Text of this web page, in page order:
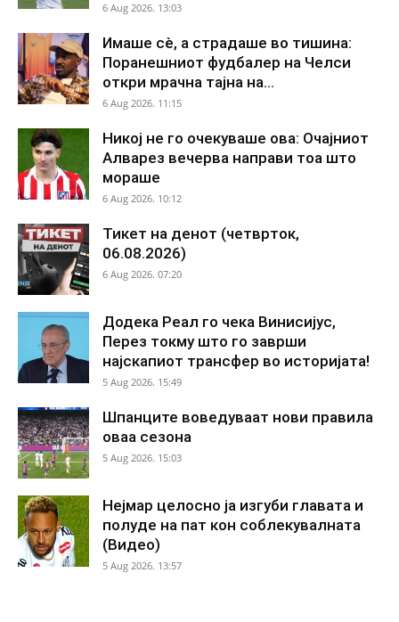
6 Aug 2026. 13:03
Имаше сè, а страдаше во тишина:
Поранешниот фудбалер на Челси
откри мрачна тајна на...
6 Aug 2026. 11:15
Никој не го очекуваше ова: Очајниот
Алварез вечерва направи тоа што
мораше
6 Aug 2026. 10:12
Тикет на денот (четврток,
06.08.2026)
6 Aug 2026. 07:20
Додека Реал го чека Винисијус,
Перез токму што го заврши
најскапиот трансфер во историјата!
5 Aug 2026. 15:49
Шпанците воведуваат нови правила
оваа сезона
5 Aug 2026. 15:03
Нејмар целосно ја изгуби главата и
полуде на пат кон соблекувалната
(Видео)
5 Aug 2026. 13:57